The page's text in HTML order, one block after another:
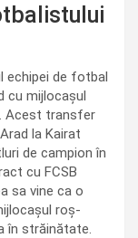
echipei de fotbal
cu mijlocașul
Acest transfer
la Kairat
de campion în
cu FCSB
sa vine ca o
roș-
în străinătate.